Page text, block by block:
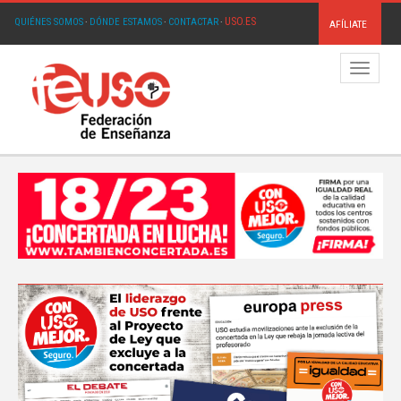
QUIÉNES SOMOS· DÓNDE ESTAMOS· CONTACTAR· USO.ES AFÍLIATE
Menú